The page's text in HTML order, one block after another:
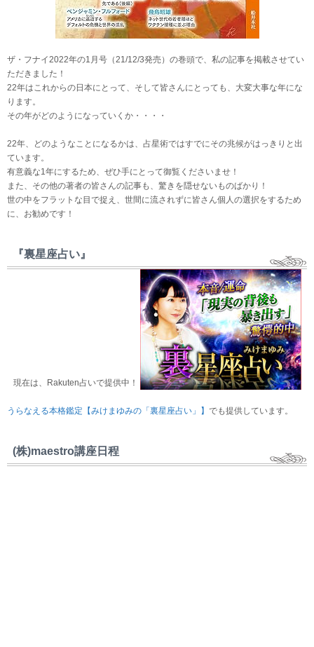
ザ・フナイ2022年の1月号（21/12/3発売）の巻頭で、私の記事を掲載させてい
ただきました！
22年はこれからの日本にとって、そして皆さんにとっても、大変大事な年にな
ります。
その年がどのようになっていくか・・・・
22年、どのようなことになるかは、占星術ではすでにその兆候がはっきりと出
ています。
有意義な1年にするため、ぜひ手にとって御覧くださいませ！
また、その他の著者の皆さんの記事も、驚きを隠せないものばかり！
世の中をフラットな目で捉え、世間に流されずに皆さん個人の選択をするため
に、お勧めです！
『裏星座占い』
現在は、Rakuten占いで提供中！
うらなえる本格鑑定【みけまゆみの「裏星座占い」】 でも提供しています。
(株)maestro講座日程